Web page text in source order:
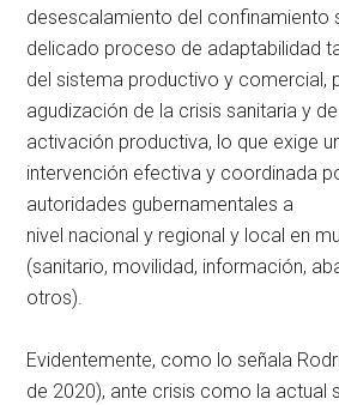
desescalamiento del confinamiento
delicado proceso de adaptabilidad
del sistema productivo y comercial,
agudización de la crisis sanitaria y
activación productiva, lo que exige
intervención efectiva y coordinada
autoridades gubernamentales a
nivel nacional y regional y local en
(sanitario, movilidad, información,
otros).
Evidentemente, como lo señala
de 2020), ante crisis como la actual